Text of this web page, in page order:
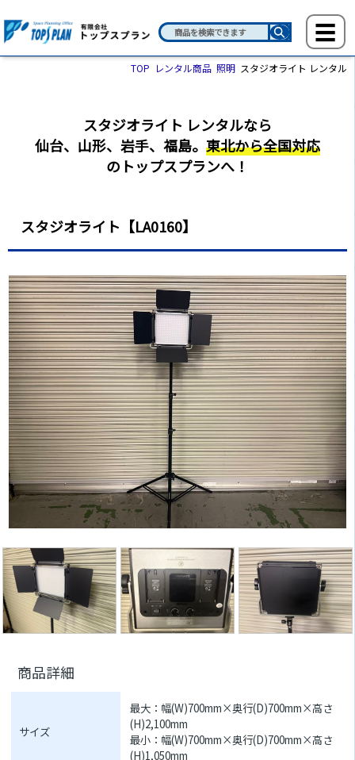
TOP レンタル商品 照明 スタジオライト レンタル
スタジオライト レンタルなら
仙台、山形、岩手、福島。 東北から全国対応
のトップスプランへ！
スタジオライト【LA0160】
商品詳細
サイズ
最大：幅(W)700mm×奥行(D)700mm×高さ
(H)2,100mm
最小：幅(W)700mm×奥行(D)700mm×高さ
(H)1,050mm